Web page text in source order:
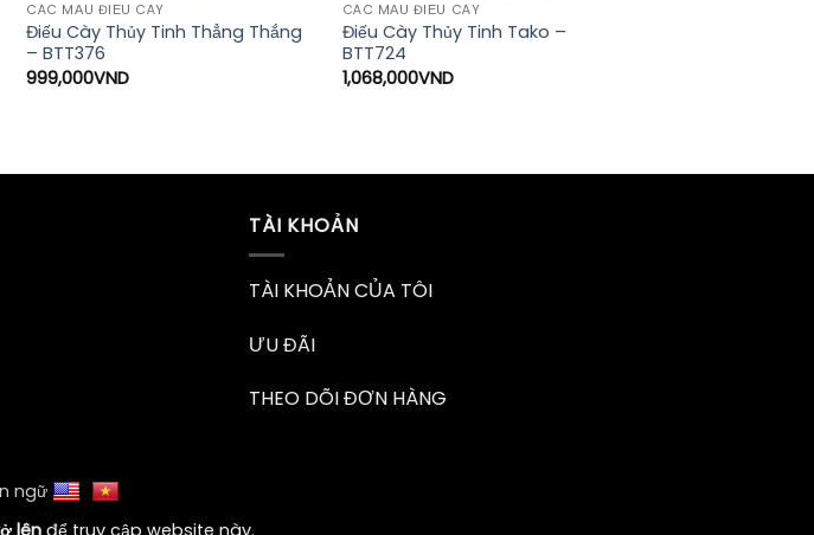
CÁC MẪU ĐIẾU CÀY
Điếu Cày Thủy Tinh Thẳng Thắng
– BTT376
999,000VND
CÁC MẪU ĐIẾU CÀY
Điếu Cày Thủy Tinh Tako –
BTT724
1,068,000VND
TÀI KHOẢN
TÀI KHOẢN CỦA TÔI
ƯU ĐÃI
THEO DÕI ĐƠN HÀNG
ngữ